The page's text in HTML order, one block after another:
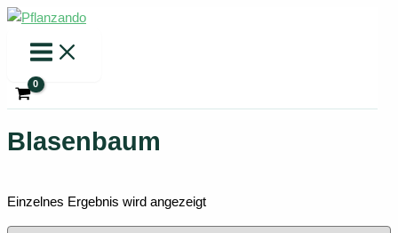
Zum
springen
Blasenbaum
Einzelnes Ergebnis wird angezeigt